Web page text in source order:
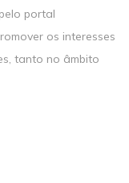
portal
os interesses
tanto no âmbito